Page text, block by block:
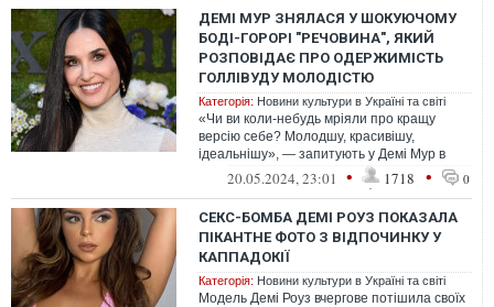
ДЕМІ МУР ЗНЯЛАСЯ У ШОКУЮЧОМУ
БОДІ-ГОРОРІ "РЕЧОВИНА", ЯКИЙ
РОЗПОВІДАЄ ПРО ОДЕРЖИМІСТЬ
ГОЛЛІВУДУ МОЛОДІСТЮ
Категорія: Новини культури в Україні та світі
«Чи ви коли-небудь мріяли про кращу
версію себе? Молодшу, красивішу,
ідеальнішу», — запитують у Демі Мур в
уривку з шокуючого боді-горору
20.05.2024, 23:01 • 1718 • 0
СЕКС-БОМБА ДЕМІ РОУЗ ПОКАЗАЛА
ПІКАНТНЕ ФОТО З ВІДПОЧИНКУ У
КАППАДОКІЇ
Категорія: Новини культури в Україні та світі
Модель Демі Роуз вчергове потішила своїх